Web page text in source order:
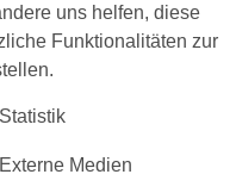
uns helfen, diese
Funktionalitäten zur
Statistik
Externe Medien